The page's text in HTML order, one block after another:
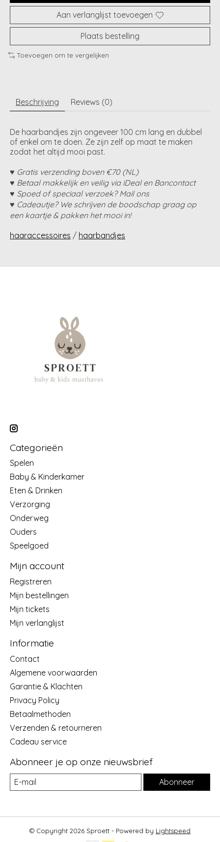
Aan verlanglijst toevoegen
Plaats bestelling
Toevoegen om te vergelijken
Beschrijving Reviews (0)
De haarbandjes zijn ongeveer 100 cm lang en dubbel
of enkel om te doen. Ze zijn zelf op maat te maken
zodat het altijd mooi past.
♥ Gratis verzending boven €70 (NL)
♥ Betaal makkelijk en veilig via iDeal en Bancontact
♥ Spoed of speciaal verzoek? Mail ons
♥ Cadeautje? We schrijven de boodschap graag op
een kaartje & pakken het mooi in!
haaraccessoires / haarbandjes
Categorieën
Spelen
Baby & Kinderkamer
Eten & Drinken
Verzorging
Onderweg
Ouders
Speelgoed
Mijn account
Registreren
Mijn bestellingen
Mijn tickets
Mijn verlanglijst
Informatie
Contact
Algemene voorwaarden
Garantie & Klachten
Privacy Policy
Betaalmethoden
Verzenden & retourneren
Cadeau service
Abonneer je op onze nieuwsbrief
Abonneer
© Copyright 2026 Sproett - Powered by Lightspeed